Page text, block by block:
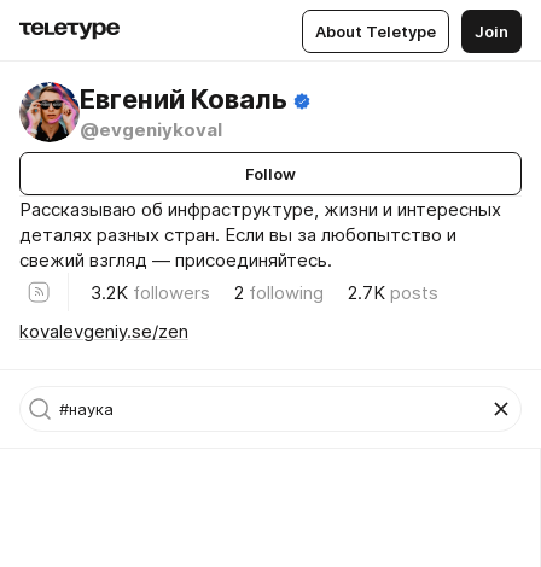
About Teletype Join
Евгений Коваль
@evgeniykoval
Follow
Рассказываю об инфраструктуре, жизни и интересных
деталях разных стран. Если вы за любопытство и
свежий взгляд — присоединяйтесь.
3.2K followers 2 following 2.7K posts
kovalevgeniy.se/zen